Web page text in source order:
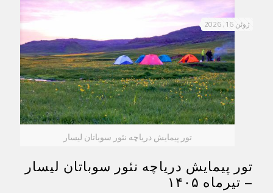
تور پیمایش دریاچه نئور سوباتان لیسار
ژوئن 16, 2026
تور پیمایش دریاچه نئور سوباتان لیسار
– تیرماه ۱۴۰۵